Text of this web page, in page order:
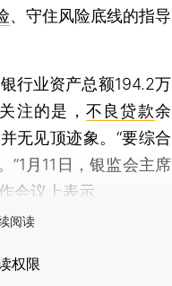
、守住风险底线的指导
行业资产总额194.2万
注的是， 不良贷款余
无见顶迹象。“要综合
”1月11日，银监会主席
会议上表示。
阅读
权限